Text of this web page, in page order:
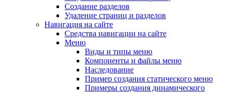
Создание разделов
Удаление страниц и разделов
Навигация на сайте
Средства навигации на сайте
Меню
Виды и типы меню
Компоненты и файлы меню
Наследование
Пример создания статического меню
Примеры создания динамического